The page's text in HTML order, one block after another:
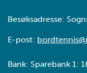
Besøksadresse:
E-post:
Bank: Sparebank 1: